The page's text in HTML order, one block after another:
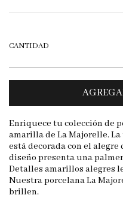
CANTIDAD
Enriquece tu colección de
amarilla de La Majorelle.
está decorada con el alegre
diseño presenta una
Detalles amarillos alegres
Nuestra porcelana La
brillen.